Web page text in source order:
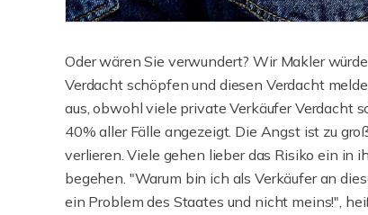
Oder wären Sie verwundert? Wir Makler
Verdacht schöpfen und diesen Verdacht
aus, obwohl viele private Verkäufer Verdacht
40% aller Fälle angezeigt. Die Angst ist zu
verlieren. Viele gehen lieber das Risiko ein in
begehen. "Warum bin ich als Verkäufer an
ein Problem des Staates und nicht meins!",